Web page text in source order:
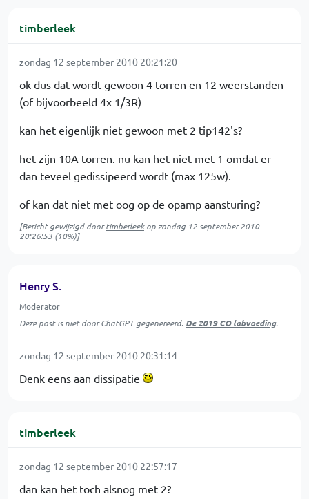
timberleek
zondag 12 september 2010 20:21:20
ok dus dat wordt gewoon 4 torren en 12 weerstanden
(of bijvoorbeeld 4x 1/3R)
kan het eigenlijk niet gewoon met 2 tip142's?
het zijn 10A torren. nu kan het niet met 1 omdat er
dan teveel gedissipeerd wordt (max 125w).
of kan dat niet met oog op de opamp aansturing?
[Bericht gewijzigd doortimberleekop zondag 12 september 2010
20:26:53 (10%)]
Henry S.
Moderator
Deze post is niet door ChatGPT gegenereerd. De 2019 CO labvoeding.
zondag 12 september 2010 20:31:14
Denk eens aan dissipatie
timberleek
zondag 12 september 2010 22:57:17
dan kan het toch alsnog met 2?